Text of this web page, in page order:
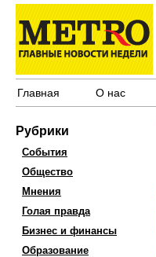
Главная О нас
Рубрики
События
Общество
Мнения
Голая правда
Бизнес и финансы
Образование